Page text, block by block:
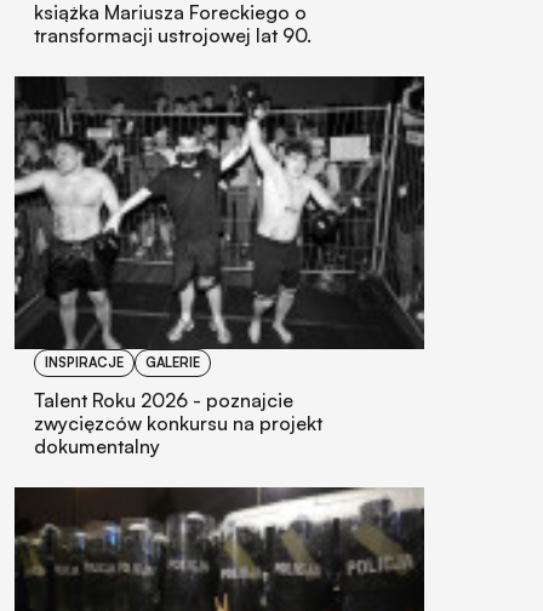
książka Mariusza Foreckiego o
transformacji ustrojowej lat 90.
INSPIRACJE GALERIE
Talent Roku 2026 - poznajcie
zwycięzców konkursu na projekt
dokumentalny